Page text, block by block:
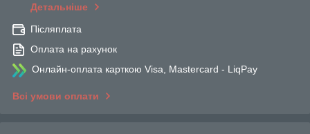
Детальніше
Післяплата
Оплата на рахунок
Онлайн-оплата карткою Visa, Mastercard - LiqPay
Всі умови оплати